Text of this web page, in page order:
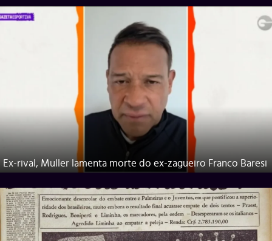
Ex-rival, Muller lamenta morte do ex-zagueiro Franco Baresi